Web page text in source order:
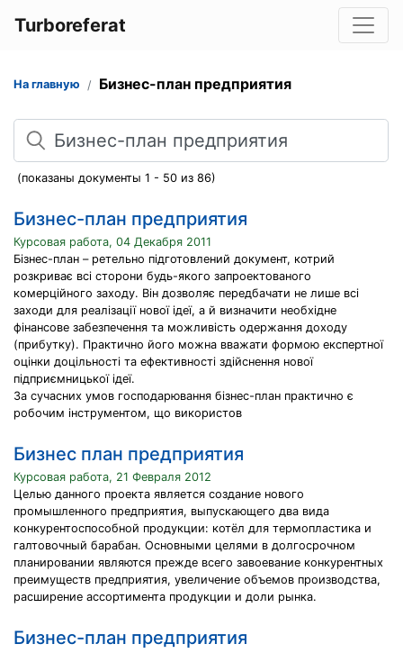
Turboreferat
На главную Бизнес-план предприятия
Поиск
(показаны документы 1 - 50 из 86)
Бизнес-план предприятия
Курсовая работа, 04 Декабря 2011
Бізнес-план – ретельно підготовлений документ, котрий
розкриває всі сторони будь-якого запроектованого
комерційного заходу. Він дозволяє передбачати не лише всі
заходи для реалізації нової ідеї, а й визначити необхідне
фінансове забезпечення та можливість одержання доходу
(прибутку). Практично його можна вважати формою експертної
оцінки доцільності та ефективності здійснення нової
підприємницької ідеї.
За сучасних умов господарювання бізнес-план практично є
робочим інструментом, що використов
Бизнес план предприятия
Курсовая работа, 21 Февраля 2012
Целью данного проекта является создание нового
промышленного предприятия, выпускающего два вида
конкурентоспособной продукции: котёл для термопластика и
галтовочный барабан. Основными целями в долгосрочном
планировании являются прежде всего завоевание конкурентных
преимуществ предприятия, увеличение объемов производства,
расширение ассортимента продукции и доли рынка.
Бизнес-план предприятия